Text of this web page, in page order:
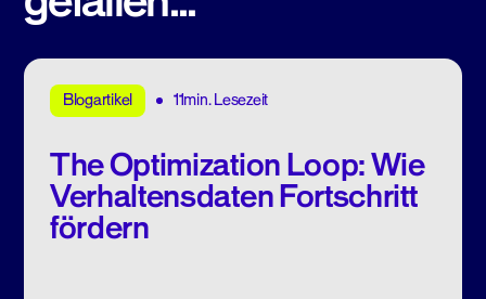
Blogartikel 11min. Lesezeit
The Optimization Loop: Wie
Verhaltensdaten Fortschritt
fördern